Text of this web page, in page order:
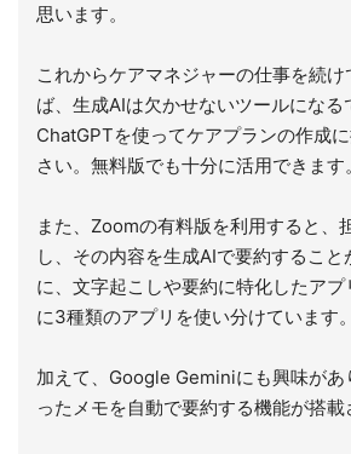
思います。
これからケアマネジャーの仕事を続
ば、生成AIは欠かせないツールになる
ChatGPTを使ってケアプランの作成
さい。無料版でも十分に活用できます。
また、Zoomの有料版を利用すると、
し、その内容を生成AIで要約すること
に、文字起こしや要約に特化したア
に3種類のアプリを使い分けています。
加えて、Google Geminiにも興味があ
ったメモを自動で要約する機能が搭載